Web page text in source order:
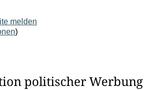
melden
)
politischer Werbung